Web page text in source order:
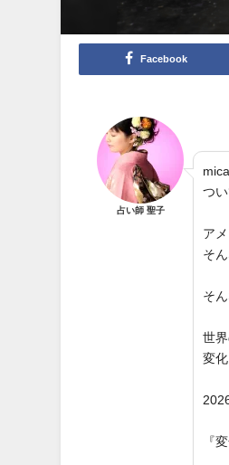
Facebook
占い師 聖子
つ
ア
そ
そ
世
変
『